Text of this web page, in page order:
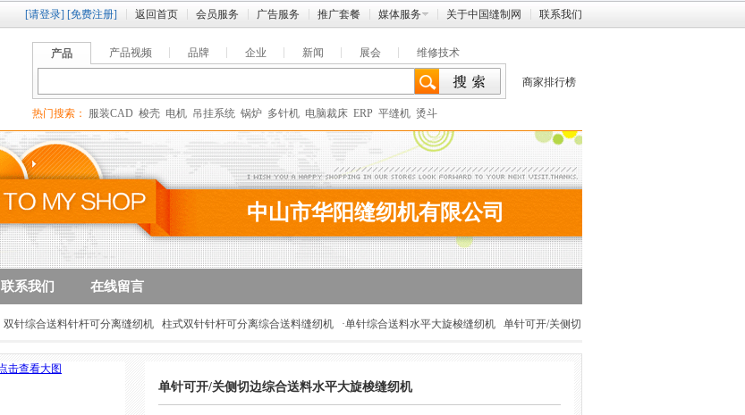
[请登录] [免费注册] 返回首页 会员服务 广告服务 推广套餐 媒体服务 关于中国缝制网 联系我们
产品 产品视频 品牌 企业 新闻 展会 维修技术
热门搜索： 服装CAD 梭壳 电机 吊挂系统 锅炉 多针机 电脑裁床 ERP 平缝机 烫斗
商家排行榜
中山市华阳缝纫机有限公司
联系我们 在线留言
双针综合送料针杆可分离缝纫机 柱式双针针杆可分离综合送料缝纫机 ·单针综合送料水平大旋梭缝纫机
单针可开/关侧切
单针可开/关侧切边综合送料水平大旋梭缝纫机